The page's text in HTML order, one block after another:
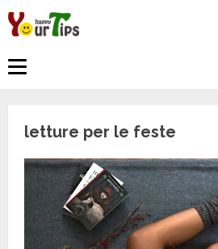
Skip
to
Primary
letture per le feste